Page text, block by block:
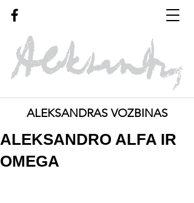
ALEKSANDRAS VOZBINAS
ALEKSANDRO ALFA IR
OMEGA